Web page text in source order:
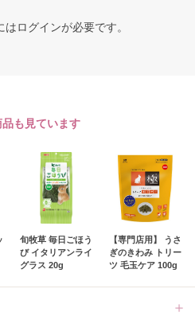
はログインが必要です。
も見ています
旬牧草 毎日ごほう
び イタリアンライ
グラス 20g
【専門店用】 うさ
ぎのきわみ トリー
ツ 毛玉ケア 100g